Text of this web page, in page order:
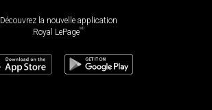
Découvrez la nouvelle application
Royal LePageMD